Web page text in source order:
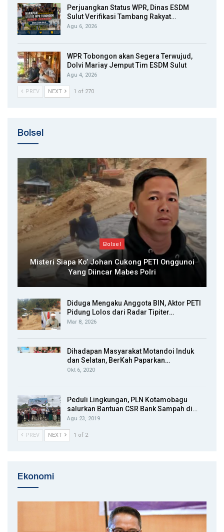
Perjuangkan Status WPR, Dinas ESDM
Sulut Verifikasi Tambang Rakyat…
Agu 6, 2026
WPR Tobongon akan Segera Terwujud,
Dolvi Mariay Jemput Tim ESDM Sulut
Agu 4, 2026
PREV NEXT 1 of 270
Bolsel
Bolsel
Misteri Siapa Ko’ Johan Cukong PETI Onggunoi
Yang Diincar Mabes Polri
Diduga Mengaku Anggota BIN, Aktor PETI
Pidung Lolos dari Radar Tipiter…
Mar 8, 2026
Dihadapan Masyarakat Motandoi Induk
dan Selatan, BerKah Paparkan…
Okt 6, 2020
Peduli Lingkungan, PLN Kotamobagu
salurkan Bantuan CSR Bank Sampah di…
Agu 23, 2019
PREV NEXT 1 of 2
Ekonomi